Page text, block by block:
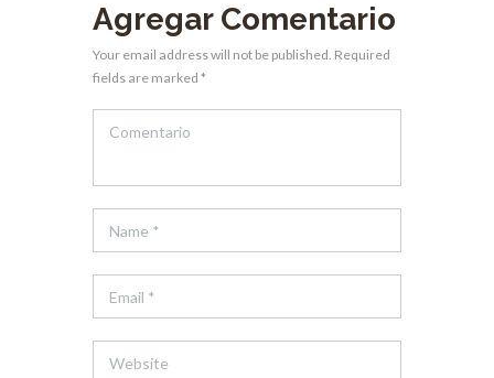
Agregar Comentario
Your email address will not be published. Required
fields are marked *